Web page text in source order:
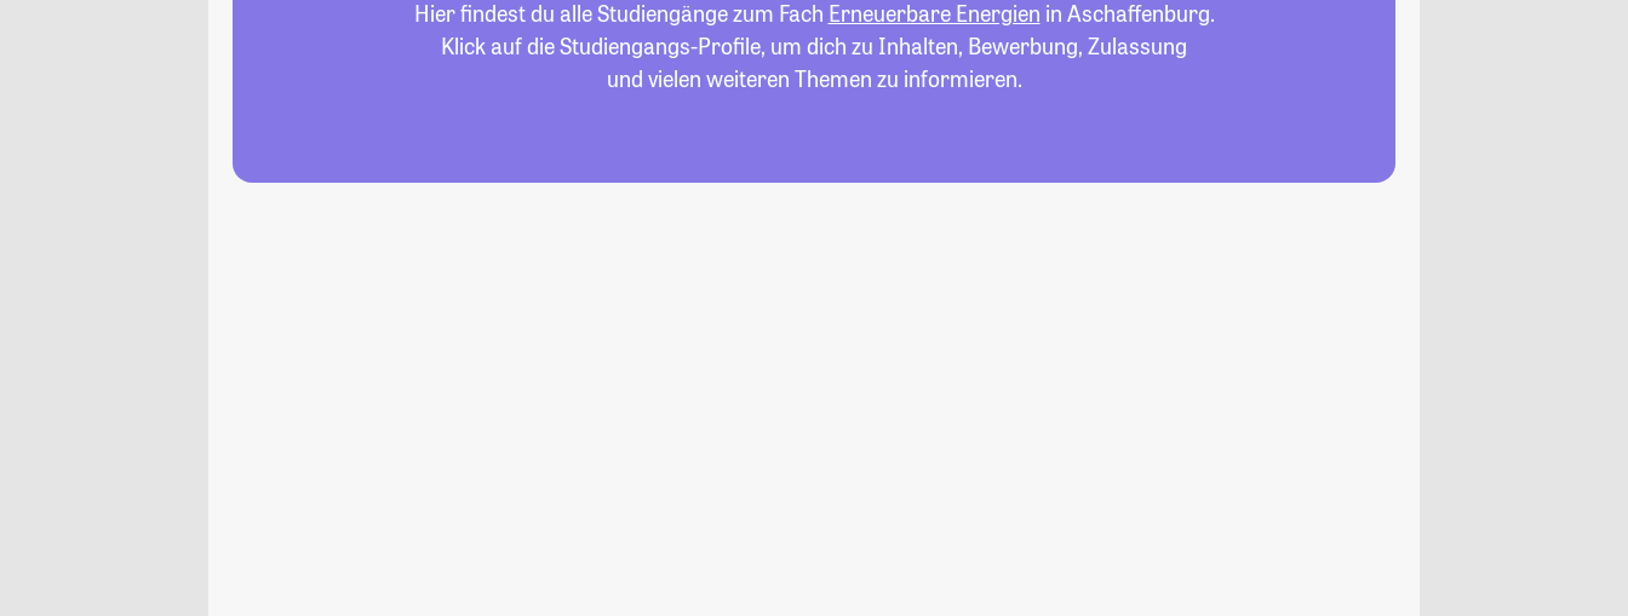
Hier findest du alle Studiengänge zum Fach Erneuerbare Energien in Aschaffenburg.
Klick auf die Studiengangs-Profile, um dich zu Inhalten, Bewerbung, Zulassung
und vielen weiteren Themen zu informieren.